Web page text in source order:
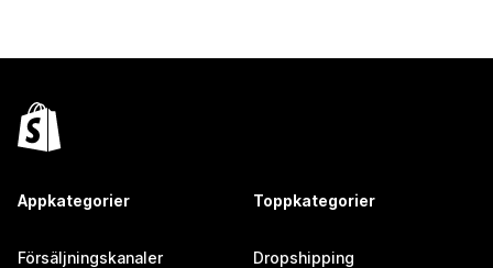
Appkategorier
Försäljningskanaler
Toppkategorier
Dropshipping